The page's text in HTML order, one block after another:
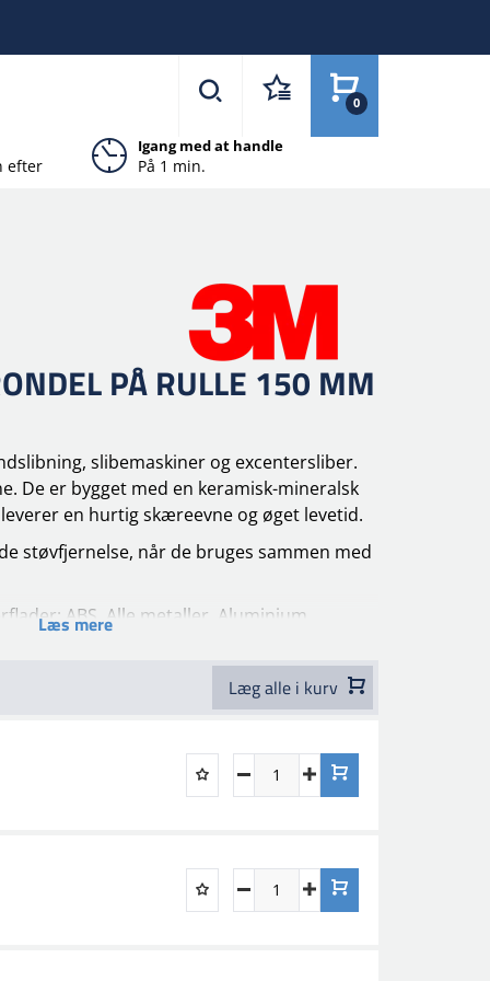
0
efter
Igang med at handle
På 1 min.
PÅ RULLE 150 MM
slibemaskiner og excentersliber.
De er bygget med en keramisk-mineralsk
en hurtig skæreevne og øget levetid.
støvfjernelse, når de bruges sammen med
ABS , Alle metaller , Aluminium
, Ikke-jernholdige metaller,
, Tætninger, SMC , Blødt
, Stål, Topcoat, Lyse træsorter, Wood
Læs mere
Læg alle i kurv